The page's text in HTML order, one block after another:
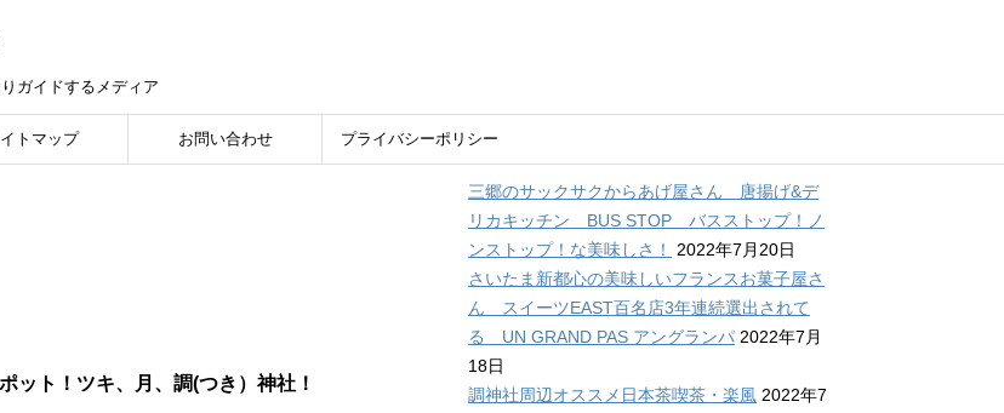
ガイドするメディア
トマップ お問い合わせ プライバシーポリシー
ット！ツキ、月、調(つき）神社！
三郷のサックサクからあげ屋さん 唐揚げ&デ
リカキッチン BUS STOP バスストップ！ノ
ンストップ！な美味しさ！
2022年7月20日
さいたま新都心の美味しいフランスお菓子屋さ
ん スイーツEAST百名店3年連続選出されて
る UN GRAND PAS アングランパ 2022年7月
18日
調神社周辺オススメ日本茶喫茶・楽風 2022年7